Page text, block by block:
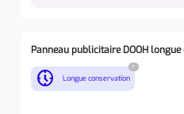
Panneau publicitaire DOOH longue
nest_clock_farsight_analog Longue conservation
?